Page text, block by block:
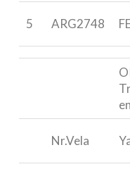
5 ARG2748
Nr.Vela